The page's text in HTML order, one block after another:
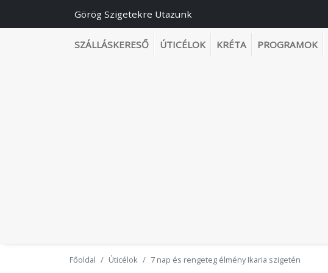
Görög Szigetekre Utazunk
SZÁLLÁSKERESŐ ÚTICÉLOK KRÉTA PROGRAMOK
Főoldal Úticélok 7 nap és rengeteg élmény Ikaria szigetén